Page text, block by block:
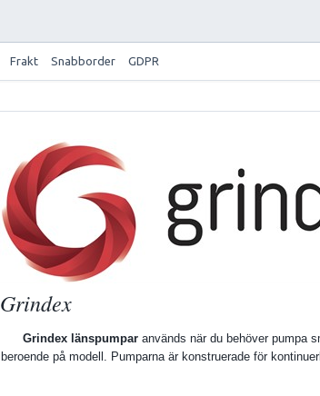
Frakt Snabborder GDPR
Grindex
Grindex länspumparanvänds när du behöver pumpa
beroende på modell. Pumparna är konstruerade för